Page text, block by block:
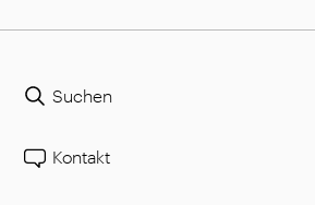
Suchen
Kontakt